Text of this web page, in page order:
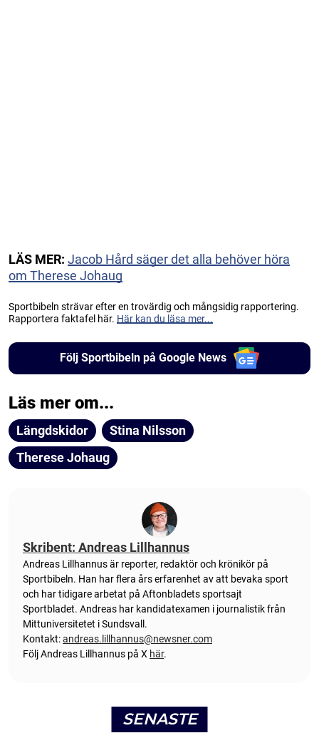
LÄS MER: Jacob Hård säger det alla behöver höra
om Therese Johaug
Sportbibeln strävar efter en trovärdig och mångsidig rapportering.
Rapportera faktafel här. Här kan du läsa mer...
Följ Sportbibeln på Google News
Läs mer om...
Längdskidor
Stina Nilsson
Therese Johaug
Skribent: Andreas Lillhannus
Andreas Lillhannus är reporter, redaktör och krönikör på
Sportbibeln. Han har flera års erfarenhet av att bevaka sport
och har tidigare arbetat på Aftonbladets sportsajt
Sportbladet. Andreas har kandidatexamen i journalistik från
Mittuniversitetet i Sundsvall.
Kontakt:andreas.lillhannus@newsner.com
Följ Andreas Lillhannus på X här.
SENASTE